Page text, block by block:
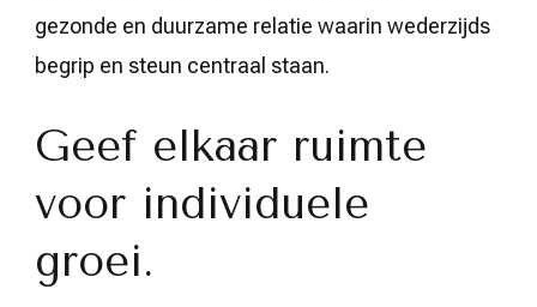
gezonde en duurzame relatie waarin wederzijds
begrip en steun centraal staan.
Geef elkaar ruimte
voor individuele
groei.